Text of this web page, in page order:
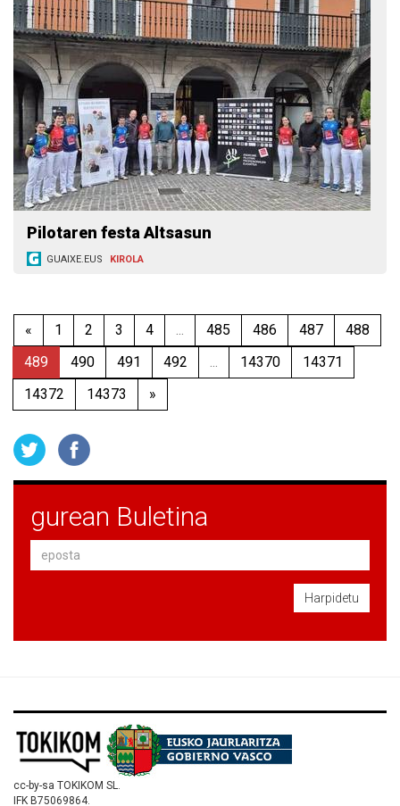
Pilotaren festa Altsasun
GUAIXE.EUS KIROLA
« 1 2 3 4 ... 485 486 487
488
489
490 491 492 ... 14370
14371
14372
14373 »
gurean Buletina
Harpidetu
cc-by-sa TOKIKOM SL.
IFK B75069864.